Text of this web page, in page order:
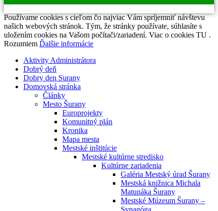
Používame cookies s cieľom čo najviac Vám spríjemniť návštevu
našich webových stránok. Tým, že stránky používate, súhlasíte s
uložením cookies na Vašom počítači/zariadení. Viac o cookies TU .
Rozumiem Ďalšie informácie
Aktivity Administrátora
Dobrý deň
Dobry den Surany
Domovská stránka
Články
Mesto Šurany
Europrojekty
Komunitný plán
Kronika
Mapa mesta
Mestské inštitúcie
Mestské kultúrne stredisko
Kultúrne zariadenia
Galéria Mestský úrad Šurany
Mestská knižnica Michala
Matunáka Šurany
Mestské Múzeum Šurany –
Synagóga